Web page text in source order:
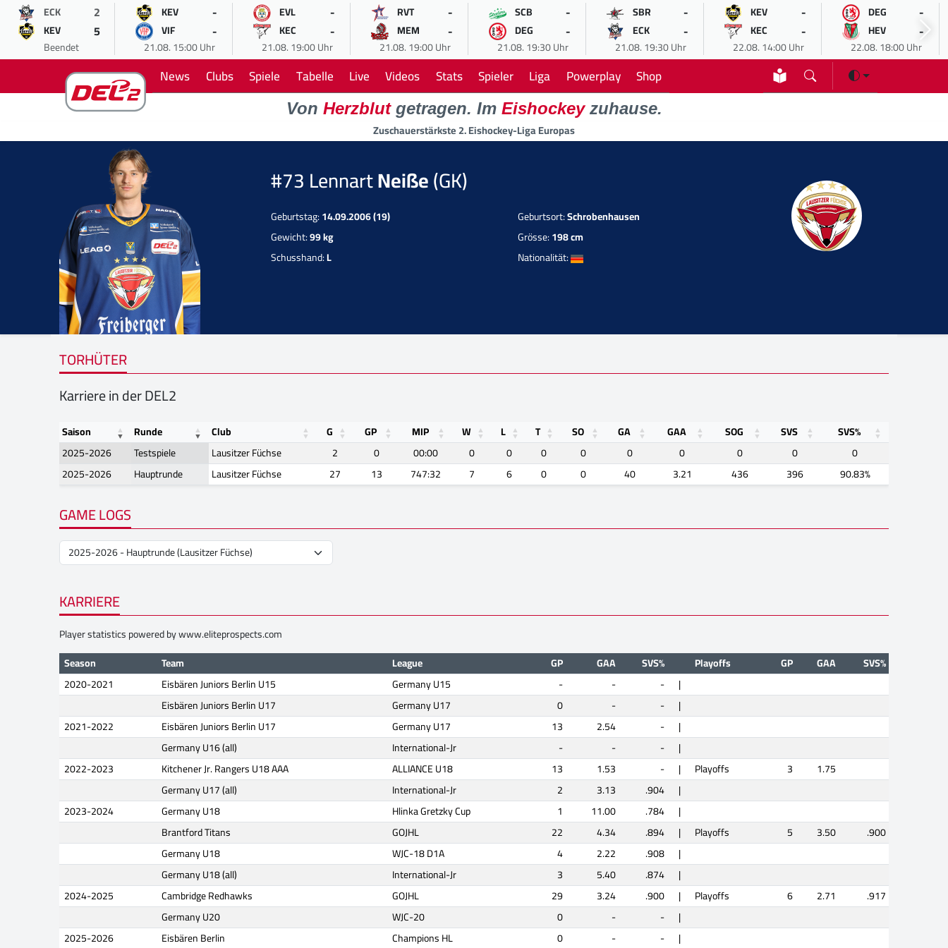
ECK 2
KEV 5
Beendet
KEV -
VIF -
21.08. 15:00 Uhr
EVL -
KEC -
21.08. 19:00 Uhr
RVT -
MEM -
21.08. 19:00 Uhr
SCB -
DEG -
21.08. 19:30 Uhr
SBR -
ECK -
21.08. 19:30 Uhr
KEV -
KEC -
22.08. 14:00 Uhr
DEG -
HEV -
22.08. 18:00 Uhr
News Clubs Spiele Tabelle Live Videos Stats Spieler Liga Powerplay Shop
Von Herzblutgetragen. Im Eishockeyzuhause.
Zuschauerstärkste 2. Eishockey-Liga Europas
#73 LennartNeiße(GK)
Geburtstag:14.09.2006 (19) Geburtsort:Schrobenhausen
Gewicht:99 kg Grösse:198 cm
Schusshand:L Nationalität:
TORHÜTER
Karriere in der DEL2
Saison Runde Club G GP MIP W L T SO GA GAA SOG SVS
SVS%
2025-2026
Testspiele Lausitzer Füchse 2 0 00:00 0 0 0 0 0 0 0 0
0
2025-2026
Hauptrunde Lausitzer Füchse 27 13 747:32 7 6 0 0 40 3.21 436 396 90.83%
GAME LOGS
KARRIERE
Player statistics powered bywww.eliteprospects.com
Season
Team League GP GAA SVS% Playoffs GP GAA
SVS%
2020-2021
Eisbären Juniors Berlin U15 Germany U15 - - -
|
Eisbären Juniors Berlin U17
Germany U17 0 - -
|
2021-2022
Eisbären Juniors Berlin U17 Germany U17 13 2.54 -
|
Germany U16 (all)
International-Jr - - -
|
2022-2023
Kitchener Jr. Rangers U18 AAA ALLIANCE U18 13 1.53 - | Playoffs 3
1.75
Germany U17 (all)
International-Jr 2 3.13 .904
|
2023-2024
Germany U18 Hlinka Gretzky Cup 1 11.00 .784
|
Brantford Titans
GOJHL 22 4.34 .894 | Playoffs 5 3.50
.900
Germany U18
WJC-18 D1A 4 2.22 .908
|
Germany U18 (all)
International-Jr 3 5.40 .874
|
2024-2025
Cambridge Redhawks GOJHL 29 3.24 .900 | Playoffs 6 2.71
.917
Germany U20
WJC-20 0 - -
|
2025-2026
Eisbären Berlin Champions HL 0 - - |